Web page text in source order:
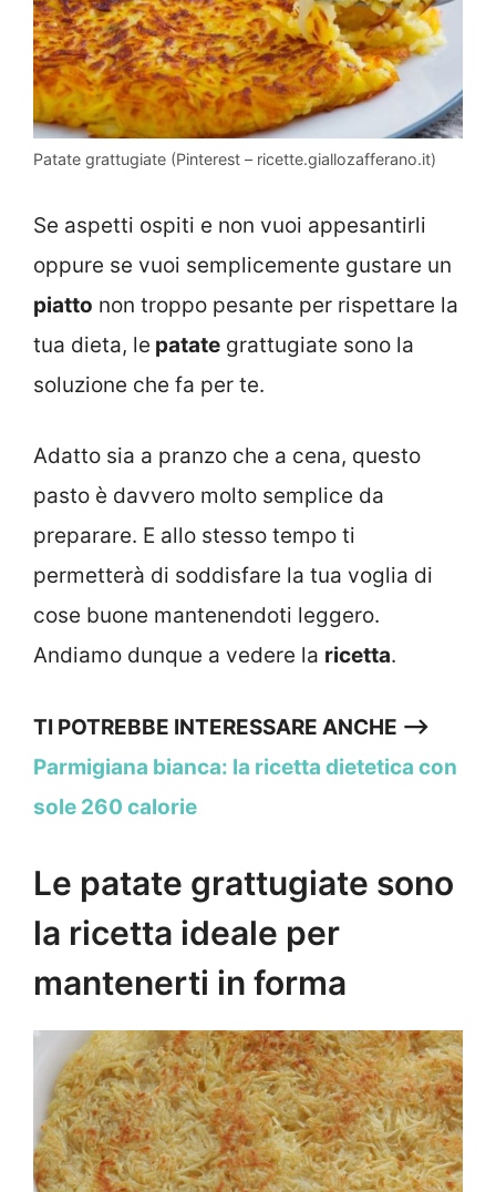
Patate grattugiate (Pinterest – ricette.giallozafferano.it)
Se aspetti ospiti e non vuoi appesantirli
oppure se vuoi semplicemente gustare un
piatto non troppo pesante per rispettare la
tua dieta, le patate grattugiate sono la
soluzione che fa per te.
Adatto sia a pranzo che a cena, questo
pasto è davvero molto semplice da
preparare. E allo stesso tempo ti
permetterà di soddisfare la tua voglia di
cose buone mantenendoti leggero.
Andiamo dunque a vedere la ricetta.
TI POTREBBE INTERESSARE ANCHE —>
Parmigiana bianca: la ricetta dietetica con
sole 260 calorie
Le patate grattugiate sono
la ricetta ideale per
mantenerti in forma